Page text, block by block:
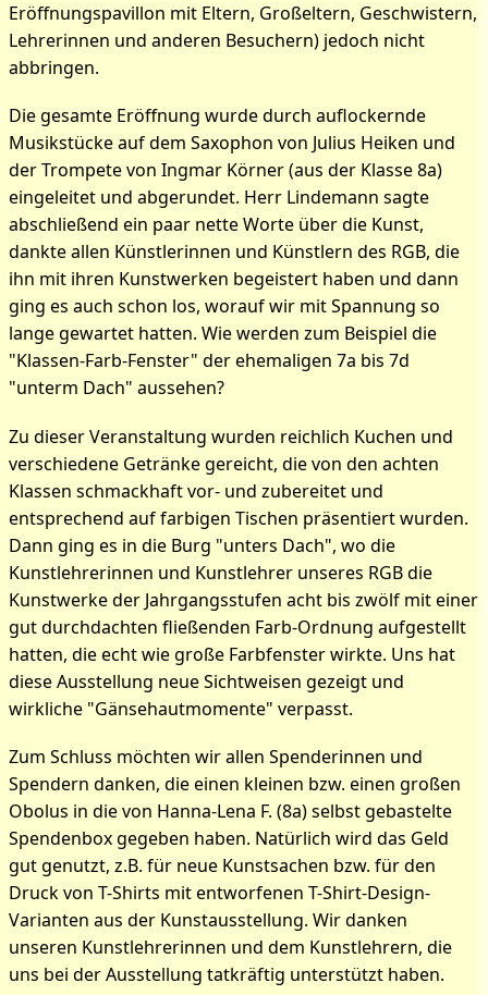
Eröffnungspavillon mit Eltern, Großeltern, Geschwistern,
Lehrerinnen und anderen Besuchern) jedoch nicht
abbringen.
Die gesamte Eröffnung wurde durch auflockernde
Musikstücke auf dem Saxophon von Julius Heiken und
der Trompete von Ingmar Körner (aus der Klasse 8a)
eingeleitet und abgerundet. Herr Lindemann sagte
abschließend ein paar nette Worte über die Kunst,
dankte allen Künstlerinnen und Künstlern des RGB, die
ihn mit ihren Kunstwerken begeistert haben und dann
ging es auch schon los, worauf wir mit Spannung so
lange gewartet hatten. Wie werden zum Beispiel die
"Klassen-Farb-Fenster" der ehemaligen 7a bis 7d
"unterm Dach" aussehen?
Zu dieser Veranstaltung wurden reichlich Kuchen und
verschiedene Getränke gereicht, die von den achten
Klassen schmackhaft vor- und zubereitet und
entsprechend auf farbigen Tischen präsentiert wurden.
Dann ging es in die Burg "unters Dach", wo die
Kunstlehrerinnen und Kunstlehrer unseres RGB die
Kunstwerke der Jahrgangsstufen acht bis zwölf mit einer
gut durchdachten fließenden Farb-Ordnung aufgestellt
hatten, die echt wie große Farbfenster wirkte. Uns hat
diese Ausstellung neue Sichtweisen gezeigt und
wirkliche "Gänsehautmomente" verpasst.
Zum Schluss möchten wir allen Spenderinnen und
Spendern danken, die einen kleinen bzw. einen großen
Obolus in die von Hanna-Lena F. (8a) selbst gebastelte
Spendenbox gegeben haben. Natürlich wird das Geld
gut genutzt, z.B. für neue Kunstsachen bzw. für den
Druck von T-Shirts mit entworfenen T-Shirt-Design-
Varianten aus der Kunstausstellung. Wir danken
unseren Kunstlehrerinnen und dem Kunstlehrern, die
uns bei der Ausstellung tatkräftig unterstützt haben.